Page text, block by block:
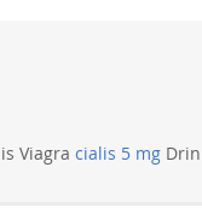
Viagra cialis 5 mg